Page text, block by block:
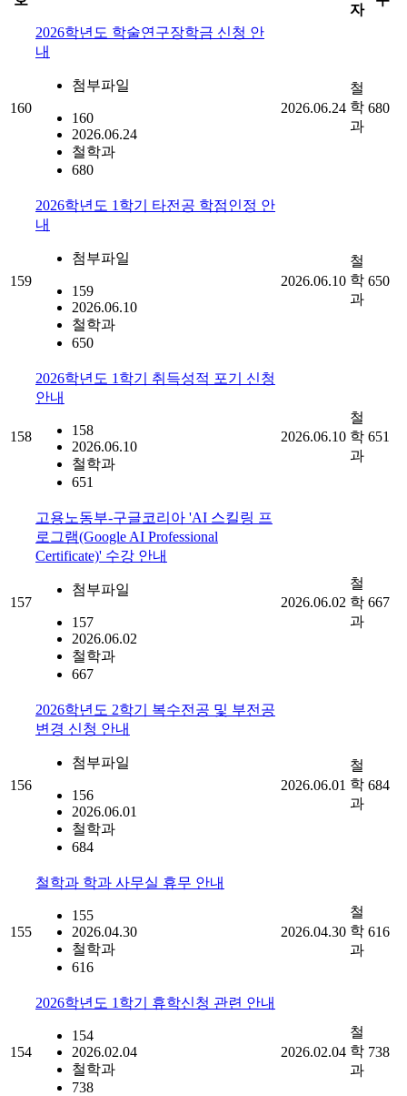
자
160
2026학년도 학술연구장학금 신청 안
내
첨부파일
160
2026.06.24
철학과
680
2026.06.24
철
학
과
680
159
2026학년도 1학기 타전공 학점인정 안
내
첨부파일
159
2026.06.10
철학과
650
2026.06.10
철
학
과
650
158
2026학년도 1학기 취득성적 포기 신청
안내
158
2026.06.10
철학과
651
2026.06.10
철
학
과
651
157
고용노동부-구글코리아 'AI 스킬링 프
로그램(Google AI Professional
Certificate)' 수강 안내
첨부파일
157
2026.06.02
철학과
667
2026.06.02
철
학
과
667
156
2026학년도 2학기 복수전공 및 부전공
변경 신청 안내
첨부파일
156
2026.06.01
철학과
684
2026.06.01
철
학
과
684
155
철학과 학과 사무실 휴무 안내
155
2026.04.30
철학과
616
2026.04.30
철
학
과
616
154
2026학년도 1학기 휴학신청 관련 안내
154
2026.02.04
철학과
738
2026.02.04
철
학
과
738